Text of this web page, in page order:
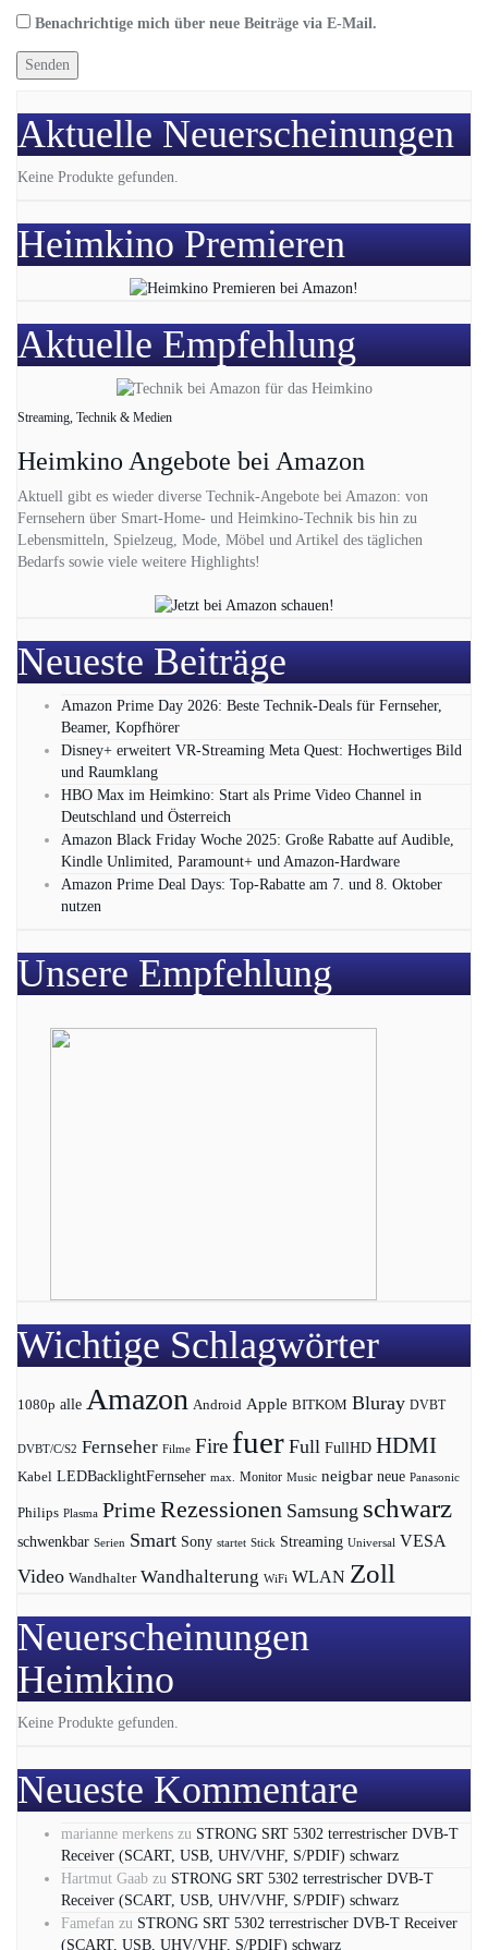
Benachrichtige mich über neue Beiträge via E-Mail.
Aktuelle Neuerscheinungen
Keine Produkte gefunden.
Heimkino Premieren
Aktuelle Empfehlung
Streaming, Technik & Medien
Heimkino Angebote bei Amazon
Aktuell gibt es wieder diverse Technik-Angebote bei Amazon: von
Fernsehern über Smart-Home- und Heimkino-Technik bis hin zu
Lebensmitteln, Spielzeug, Mode, Möbel und Artikel des täglichen
Bedarfs sowie viele weitere Highlights!
Neueste Beiträge
Amazon Prime Day 2026: Beste Technik-Deals für Fernseher,
Beamer, Kopfhörer
Disney+ erweitert VR‑Streaming Meta Quest: Hochwertiges Bild
und Raumklang
HBO Max im Heimkino: Start als Prime Video Channel in
Deutschland und Österreich
Amazon Black Friday Woche 2025: Große Rabatte auf Audible,
Kindle Unlimited, Paramount+ und Amazon‑Hardware
Amazon Prime Deal Days: Top-Rabatte am 7. und 8. Oktober
nutzen
Unsere Empfehlung
Wichtige Schlagwörter
1080p alle Amazon Android Apple BITKOM Bluray DVBT
DVBT/C/S2 Fernseher Filme Fire fuer Full FullHD HDMI
Kabel LEDBacklightFernseher max. Monitor Music neigbar neue Panasonic
Philips Plasma PrimeRezessionen Samsung schwarz
schwenkbar Serien Smart Sony startet Stick Streaming Universal VESA
Video Wandhalter Wandhalterung WiFi WLAN Zoll
Neuerscheinungen
Heimkino
Keine Produkte gefunden.
Neueste Kommentare
marianne merkens zu STRONG SRT 5302 terrestrischer DVB-T
Receiver (SCART, USB, UHV/VHF, S/PDIF) schwarz
Hartmut Gaab zu STRONG SRT 5302 terrestrischer DVB-T
Receiver (SCART, USB, UHV/VHF, S/PDIF) schwarz
Famefan zu STRONG SRT 5302 terrestrischer DVB-T Receiver
(SCART, USB, UHV/VHF, S/PDIF) schwarz